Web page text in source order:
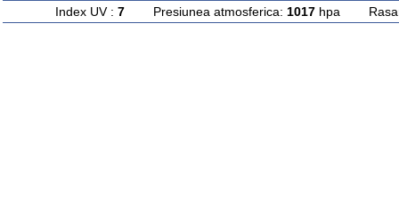
Index UV : 7Presiunea atmosferica: 1017hpa